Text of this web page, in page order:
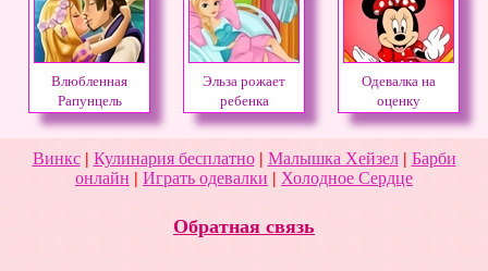
Влюбленная
Рапунцель
Эльза рожает
ребенка
Одевалка на
оценку
Винкс| Кулинария бесплатно| Малышка Хейзел| Барби
онлайн | Играть одевалки | Холодное Сердце
Обратная связь